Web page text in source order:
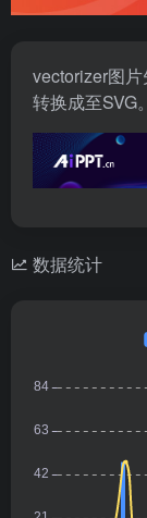
vectorizer图
转换成至SVG。
数据统计